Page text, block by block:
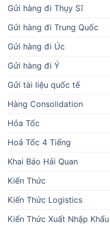
Gửi hàng đi Thụy Sĩ
Gửi hàng đi Trung Quốc
Gửi hàng đi Úc
Gửi hàng đi Ý
Gửi tài liệu quốc tế
Hàng Consolidation
Hỏa Tốc
Hoả Tốc 4 Tiếng
Khai Báo Hải Quan
Kiến Thức
Kiến Thức Logistics
Kiến Thức Xuất Nhập Khẩu